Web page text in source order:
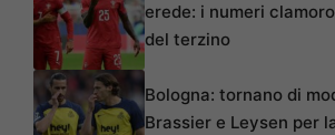
erede: i numeri
del terzino
Bologna: tornano di
Brassier e Leysen per